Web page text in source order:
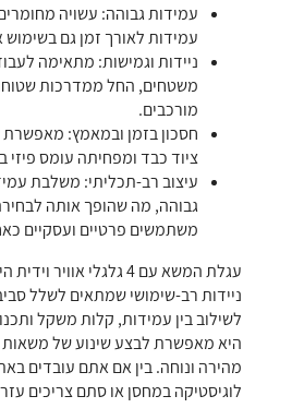
עמידות גבוהה: עשויה
עמידות לאורך זמן גם בשימוש
ניידות וגמישות: מתאימה
משטחים, החל ממדרכות
מורכבים.
חסכון בזמן ובמאמץ: מאפשרת
ציוד כבד ומפחיתה עומס פיזי
עיצוב רב-תכליתי: משלבת
גבוהה, מה שהופך אותה
משתמשים פרטיים ועסקיים
עגלת המשא עם 4 גלגלי
ניידות רב-שימושי שמתאים לשלל
לשילוב בין עמידות, קלות משקל
היא מאפשרת לבצע שינוע של משאות
מהירה ונוחה. בין אם אתם עובדים
לוגיסטיקה במחסן או סתם צריכים